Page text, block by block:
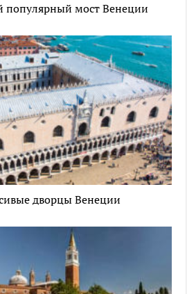
популярный мост Венеции
дворцы Венеции